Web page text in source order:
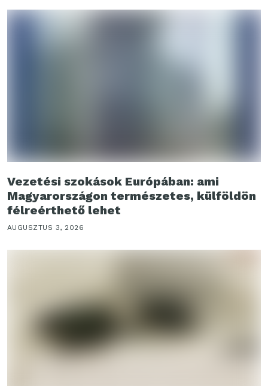
Vezetési szokások Európában: ami
Magyarországon természetes, külföldön
félreérthető lehet
AUGUSZTUS 3, 2026